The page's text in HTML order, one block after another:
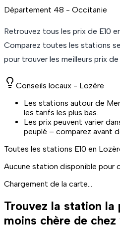
Département 48 - Occitanie
Retrouvez tous les prix de E10
Comparez toutes les stations
pour trouver les meilleurs prix de
Conseils locaux - Lozère
Les stations autour de
les tarifs les plus bas.
Les prix peuvent varier
peuplé – comparez avant
Toutes les stations E10 en
Aucune station disponible pour
Chargement de la carte...
Trouvez la station la
moins chère de chez